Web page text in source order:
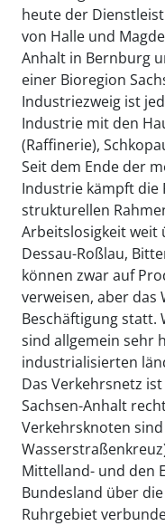
heute der
von Halle und
Anhalt in Bernburg
einer Bioregion
Industriezweig ist
Industrie mit den
(Raffinerie),
Seit dem Ende der
Industrie kämpft die
strukturellen
Arbeitslosigkeit weit
Dessau-Roßlau,
können zwar auf
verweisen, aber
Beschäftigung statt.
sind allgemein sehr
industrialisierten
Das Verkehrsnetz
Sachsen-Anhalt
Verkehrsknoten
Mittelland- und den
Bundesland über
Ruhrgebiet